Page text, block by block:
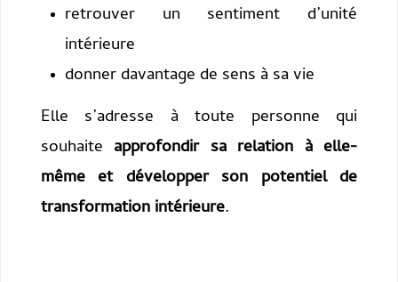
retrouver un sentiment d’unité
intérieure
donner davantage de sens à sa vie
Elle s’adresse à toute personne qui
souhaite approfondir sa relation à elle-
même et développer son potentiel de
transformation intérieure.